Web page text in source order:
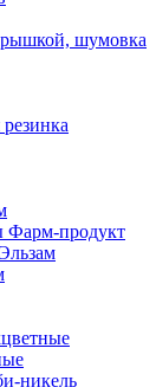
шумовка
Фарм-продукт
никель